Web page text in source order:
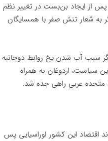
پس از ایجاد بن‌بست در تغییر نظم
به شعار تنش صفر با همسایگان
سبب آب شدن یخ روابط دوجانبه
سیاست، اردوغان به همراه
اقتصاد این کشور اوراسیایی پس